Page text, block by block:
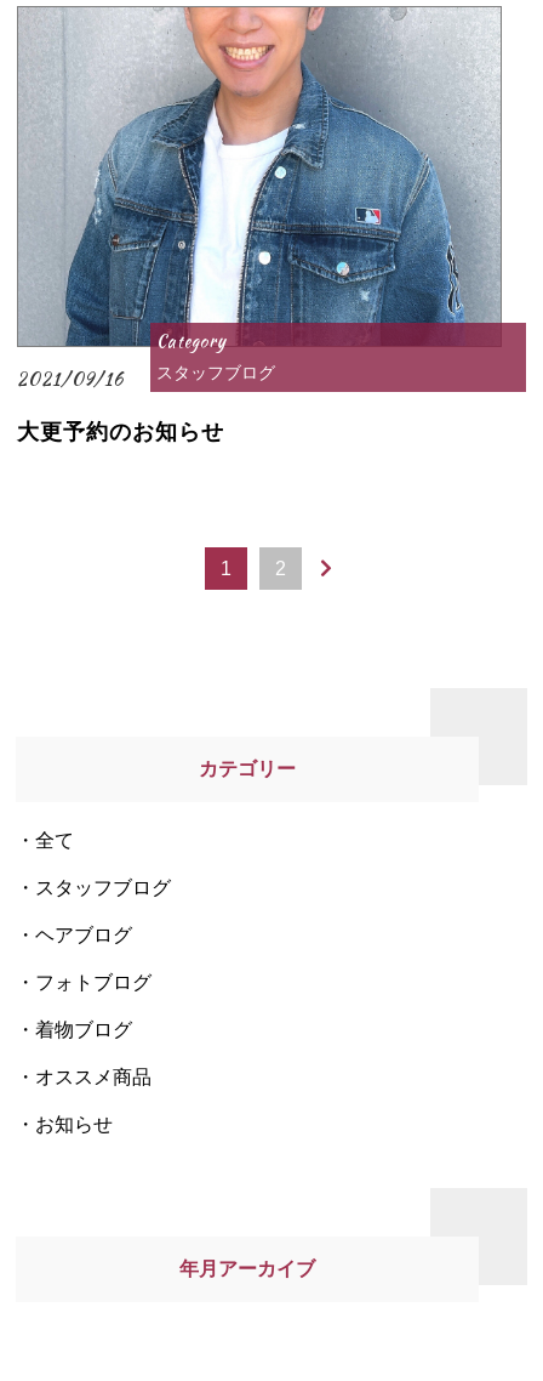
2021/09/16
Category
スタッフブログ
大更予約のお知らせ
1 2
カテゴリー
全て
スタッフブログ
ヘアブログ
フォトブログ
着物ブログ
オススメ商品
お知らせ
年月アーカイブ